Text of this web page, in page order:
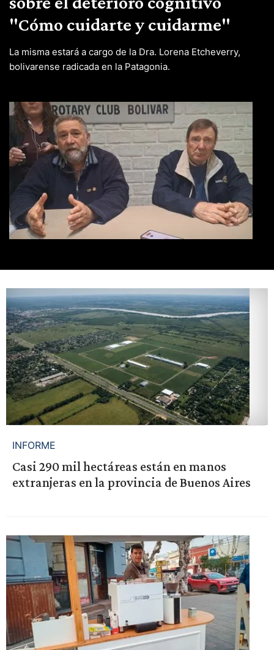
"Cómo cuidarte y cuidarme"
La misma estará a cargo de la Dra. Lorena Etcheverry,
bolivarense radicada en la Patagonia.
INFORME
Casi 290 mil hectáreas están en manos
extranjeras en la provincia de Buenos Aires